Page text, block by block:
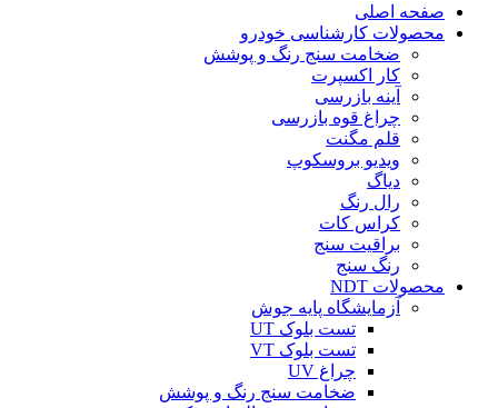
صفحه اصلی
محصولات کارشناسی خودرو
ضخامت سنج رنگ و پوشش
کار اکسپرت
آینه بازرسی
چراغ قوه بازرسی
قلم مگنت
ویدیو بروسکوپ
دیاگ
رال رنگ
کراس کات
براقیت سنج
رنگ سنج
محصولات NDT
آزمایشگاه پایه جوش
تست بلوک UT
تست بلوک VT
چراغ UV
ضخامت سنج رنگ و پوشش